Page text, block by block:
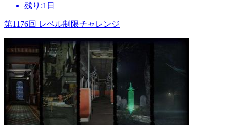
残り:1日
第1176回 レベル制限チャレンジ